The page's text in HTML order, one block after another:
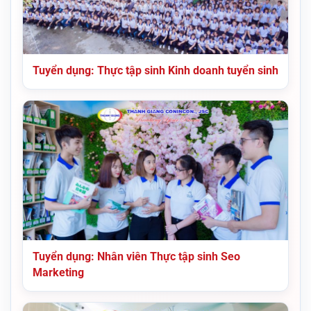
Tuyển dụng: Thực tập sinh Kinh doanh tuyển sinh
Tuyển dụng: Nhân viên Thực tập sinh Seo
Marketing